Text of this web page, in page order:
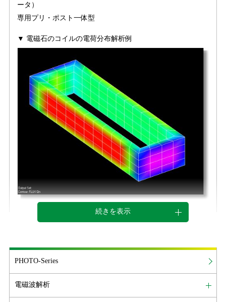
す。
● 材料特性
・線形比誘電率、線形電気伝導率が使用できます。
・電気伝導率、誘電率の電場依存性をもつ非線形解析が
出来ます。
・電気伝導率と誘電率の異方性を扱うことが出来ます。
● 入力
・電場解析(電界解析)の場合は、境界での電位及び電荷
分布から電場分布(電界分布)の計算をおこないます。
・電流分布解析の場合は、境界での電位から導体中を流
れる電流の分布を求めます。
・浮導体が存在するような同電位条件を入れた計算が出
● 出力
・解析結果として、電場分布（電界分布）、電流分布な
・電極に発生する電荷の計算が出来ます。
・指定した領域の電流総量が計算できます。
モジュール構成
● VOLTjω : 2次元・軸対称及び3次元用モジュー
■ 境界での電位及び電荷分布から電場分布（電界分布）
ータ）
専用プリ・ポスト一体型
▼ 電磁石のコイルの電荷分布解析例
続きを表示
PHOTO-Series
電磁波解析